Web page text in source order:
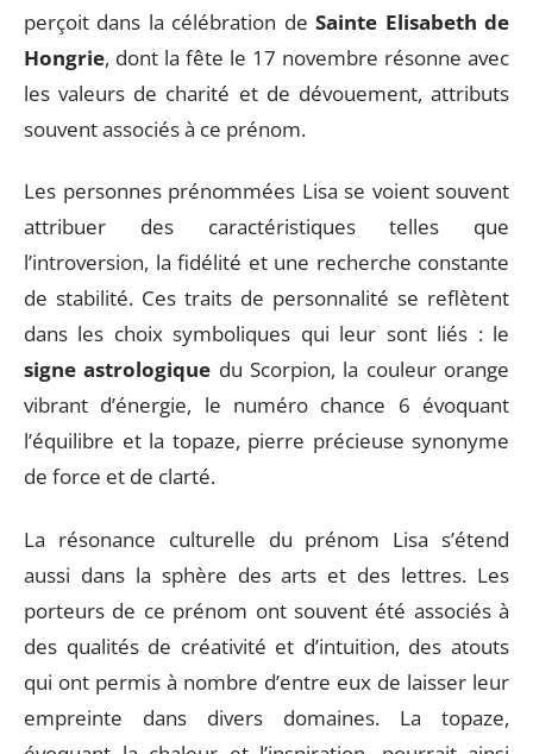
perçoit dans la célébration deSainte Elisabeth de
Hongrie, dont la fête le 17 novembre résonne avec
les valeurs de charité et de dévouement, attributs
souvent associés à ce prénom.
Les personnes prénommées Lisa se voient souvent
attribuer des caractéristiques telles que
l’introversion, la fidélité et une recherche constante
de stabilité. Ces traits de personnalité se reflètent
dans les choix symboliques qui leur sont liés : le
signe astrologique du Scorpion, la couleur orange
vibrant d’énergie, le numéro chance 6 évoquant
l’équilibre et la topaze, pierre précieuse synonyme
de force et de clarté.
La résonance culturelle du prénom Lisa s’étend
aussi dans la sphère des arts et des lettres. Les
porteurs de ce prénom ont souvent été associés à
des qualités de créativité et d’intuition, des atouts
qui ont permis à nombre d’entre eux de laisser leur
empreinte dans divers domaines. La topaze,